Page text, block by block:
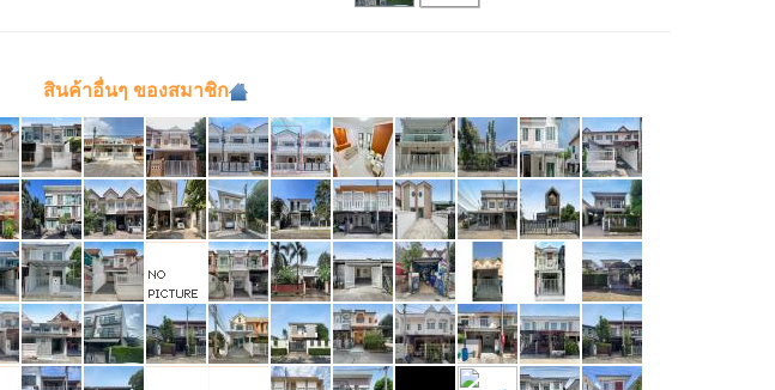
สินค้าอื่นๆ ของสมาชิก